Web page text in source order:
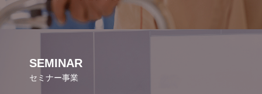
SEMINAR
セミナー事業